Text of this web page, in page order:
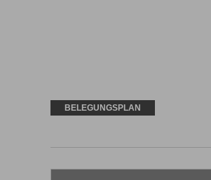
BELEGUNGSPLAN